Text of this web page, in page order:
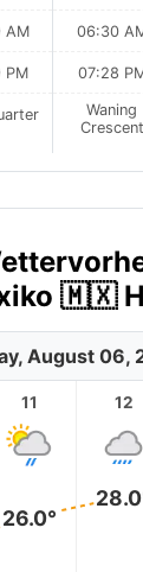
AM
PM
06:30
07:28
Waning
Crescent
🇲🇽
August 06,
11
26.0°
12